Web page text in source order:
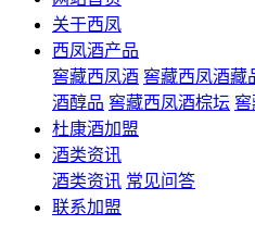
关于西凤
西凤酒产品
窖藏西凤酒 窖藏西凤酒藏
酒醇品 窖藏西凤酒棕坛
杜康酒加盟
酒类资讯
酒类资讯 常见问答
联系加盟